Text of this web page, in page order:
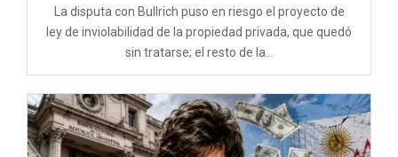
La disputa con Bullrich puso en riesgo el proyecto de
ley de inviolabilidad de la propiedad privada, que quedó
sin tratarse; el resto de la...